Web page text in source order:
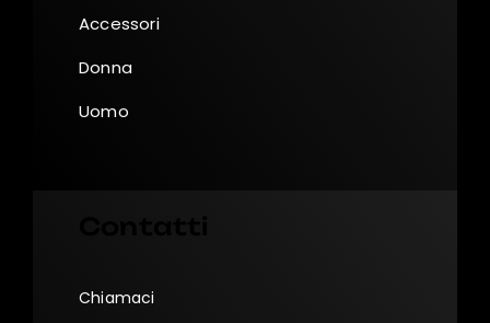
Accessori
Donna
Uomo
Chiamaci